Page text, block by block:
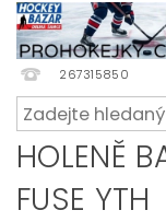
267315850
HOLENĚ
FUSE YTH